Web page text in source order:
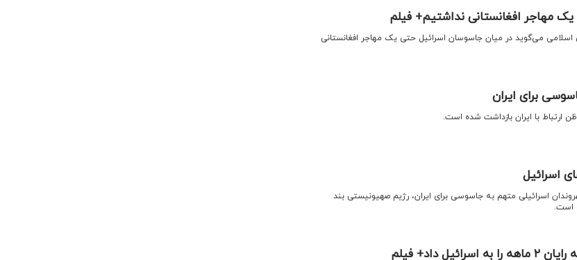
مهاجر افغانستانی نداشتیم+ فیلم
اسلامی می‌گوید در میان جاسوسان اسرائیل حتی یک مهاجر افغانستانی
برای ایران
ارتباط با ایران بازداشت شده است.
اسرائیل
اسرائیلی متهم به جاسوسی برای ایران، رژیم صهیونیستی بند
است.
داد+ فیلم